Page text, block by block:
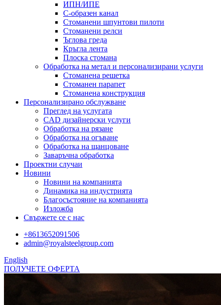
ИПН/ИПЕ
C-образен канал
Стоманени шпунтови пилоти
Стоманени релси
Ъглова греда
Кръгла лента
Плоска стомана
Обработка на метал и персонализирани услуги
Стоманена решетка
Стоманен парапет
Стоманена конструкция
Персонализирано обслужване
Преглед на услугата
CAD дизайнерски услуги
Обработка на рязане
Обработка на огъване
Обработка на щанцоване
Заваръчна обработка
Проектни случаи
Новини
Новини на компанията
Динамика на индустрията
Благосъстояние на компанията
Изложба
Свържете се с нас
+8613652091506
admin@royalsteelgroup.com
English
ПОЛУЧЕТЕ ОФЕРТА